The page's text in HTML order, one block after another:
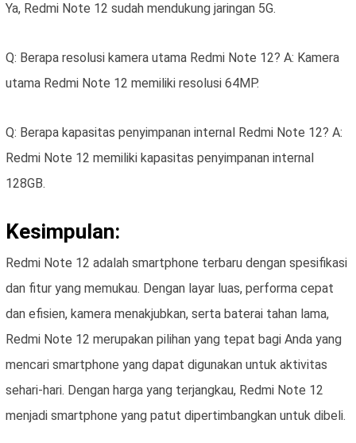
Ya, Redmi Note 12 sudah mendukung jaringan 5G.
Q: Berapa resolusi kamera utama Redmi Note 12? A: Kamera
utama Redmi Note 12 memiliki resolusi 64MP.
Q: Berapa kapasitas penyimpanan internal Redmi Note 12? A:
Redmi Note 12 memiliki kapasitas penyimpanan internal
128GB.
Kesimpulan:
Redmi Note 12 adalah smartphone terbaru dengan spesifikasi
dan fitur yang memukau. Dengan layar luas, performa cepat
dan efisien, kamera menakjubkan, serta baterai tahan lama,
Redmi Note 12 merupakan pilihan yang tepat bagi Anda yang
mencari smartphone yang dapat digunakan untuk aktivitas
sehari-hari. Dengan harga yang terjangkau, Redmi Note 12
menjadi smartphone yang patut dipertimbangkan untuk dibeli.